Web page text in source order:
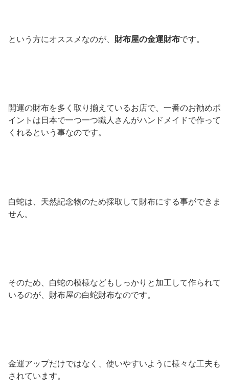
という方にオススメなのが、 財布屋の金運財布です。
開運の財布を多く取り揃えているお店で、一番のお勧めポ
イントは日本で一つ一つ職人さんがハンドメイドで作って
くれるという事なのです。
白蛇は、天然記念物のため採取して財布にする事ができま
せん。
そのため、白蛇の模様などもしっかりと加工して作られて
いるのが、財布屋の白蛇財布なのです。
金運アップだけではなく、使いやすいように様々な工夫も
されています。